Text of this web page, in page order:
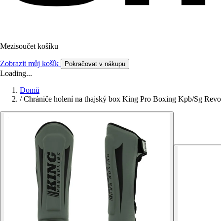
Mezisoučet košíku
Zobrazit můj košík Pokračovat v nákupu
Loading...
Domů
/ Chrániče holení na thajský box King Pro Boxing Kpb/Sg